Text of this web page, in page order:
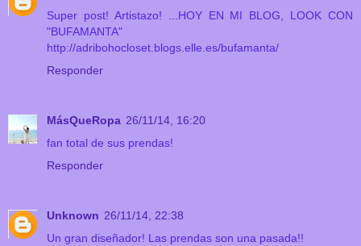
Super post! Artistazo! ...HOY EN MI BLOG, LOOK CON
"BUFAMANTA"
http://adribohocloset.blogs.elle.es/bufamanta/
Responder
MásQueRopa 26/11/14, 16:20
fan total de sus prendas!
Responder
Unknown 26/11/14, 22:38
Un gran diseñador! Las prendas son una pasada!!